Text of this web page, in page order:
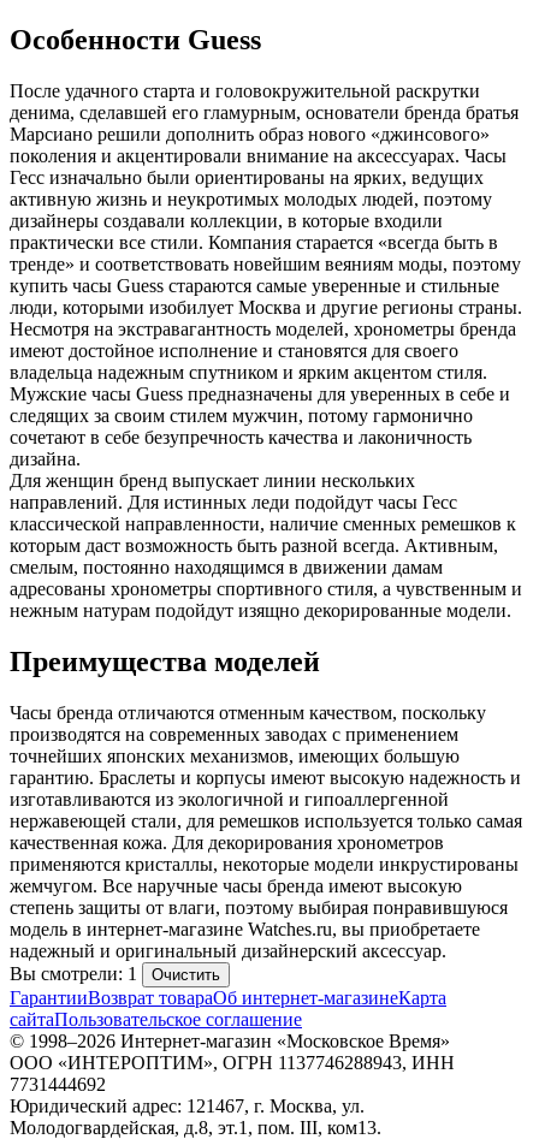
Особенности Guess
После удачного старта и головокружительной раскрутки
денима, сделавшей его гламурным, основатели бренда братья
Марсиано решили дополнить образ нового «джинсового»
поколения и акцентировали внимание на аксессуарах. Часы
Гесс изначально были ориентированы на ярких, ведущих
активную жизнь и неукротимых молодых людей, поэтому
дизайнеры создавали коллекции, в которые входили
практически все стили. Компания старается «всегда быть в
тренде» и соответствовать новейшим веяниям моды, поэтому
купить часы Guess стараются самые уверенные и стильные
люди, которыми изобилует Москва и другие регионы страны.
Несмотря на экстравагантность моделей, хронометры бренда
имеют достойное исполнение и становятся для своего
владельца надежным спутником и ярким акцентом стиля.
Мужские часы Guess предназначены для уверенных в себе и
следящих за своим стилем мужчин, потому гармонично
сочетают в себе безупречность качества и лаконичность
дизайна.
Для женщин бренд выпускает линии нескольких
направлений. Для истинных леди подойдут часы Гесс
классической направленности, наличие сменных ремешков к
которым даст возможность быть разной всегда. Активным,
смелым, постоянно находящимся в движении дамам
адресованы хронометры спортивного стиля, а чувственным и
нежным натурам подойдут изящно декорированные модели.
Преимущества моделей
Часы бренда отличаются отменным качеством, поскольку
производятся на современных заводах с применением
точнейших японских механизмов, имеющих большую
гарантию. Браслеты и корпусы имеют высокую надежность и
изготавливаются из экологичной и гипоаллергенной
нержавеющей стали, для ремешков используется только самая
качественная кожа. Для декорирования хронометров
применяются кристаллы, некоторые модели инкрустированы
жемчугом. Все наручные часы бренда имеют высокую
степень защиты от влаги, поэтому выбирая понравившуюся
модель в интернет-магазине Watches.ru, вы приобретаете
надежный и оригинальный дизайнерский аксессуар.
Вы смотрели: 1
Очистить
ГарантииВозврат товараОб интернет-магазинеКарта
сайтаПользовательское соглашение
© 1998–2026 Интернет-магазин «Московское Время»
ООО «ИНТЕРОПТИМ», ОГРН 1137746288943, ИНН
7731444692
Юридический адрес: 121467, г. Москва, ул.
Молодогвардейская, д.8, эт.1, пом. III, ком13.